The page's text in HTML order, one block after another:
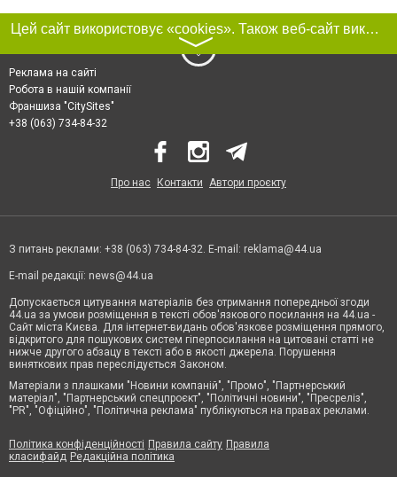
Цей сайт використовує «cookies». Також веб-сайт використовує інтернет-сервіс для збору технічних даних стосовно відвідувачів з метою отримання маркетингової та статистичної інформації. Умови обробки даних відвідувачів сайту див.
〉
Реклама на сайті
Робота в нашій компанії
Франшиза "CitySites"
+38 (063) 734-84-32
Про нас Контакти Автори проєкту
З питань реклами: +38 (063) 734-84-32. E-mail: reklama@44.ua
E-mail редакції: news@44.ua
Допускається цитування матеріалів без отримання попередньої згоди
44.ua за умови розміщення в тексті обов'язкового посилання на 44.ua -
Сайт міста Києва. Для інтернет-видань обов'язкове розміщення прямого,
відкритого для пошукових систем гіперпосилання на цитовані статті не
нижче другого абзацу в тексті або в якості джерела. Порушення
виняткових прав переслідується Законом.
Матеріали з плашками "Новини компаній", "Промо", "Партнерський
матеріал", "Партнерський спецпроєкт", "Політичні новини", "Пресреліз",
"PR", "Офіційно", "Політична реклама" публікуються на правах реклами.
Політика конфіденційності Правила сайту Правила
класифайд Редакційна політика